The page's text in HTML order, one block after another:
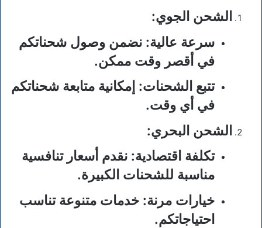
الشحن الجوي:
سرعة عالية: نضمن وصول شحناتكم
في أقصر وقت ممكن.
تتبع الشحنات: إمكانية متابعة شحناتكم
في أي وقت.
الشحن البحري:
تكلفة اقتصادية: نقدم أسعار تنافسية
مناسبة للشحنات الكبيرة.
خيارات مرنة: خدمات متنوعة تناسب
احتياجاتكم.